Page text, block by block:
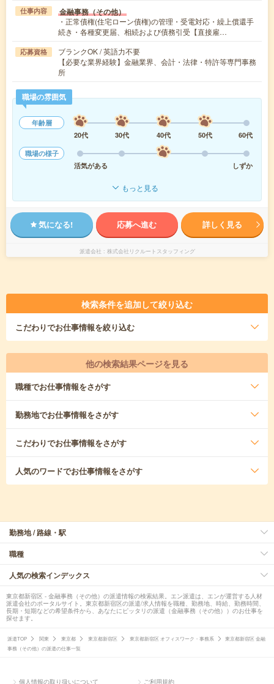
仕事内容 金融事務（その他）
・正常債権(住宅ローン債権)の管理・受電対応・繰上償還手
続き・各種変更届、相続および債務引受【直接雇…
応募資格
ブランクOK / 英語力不要
【必要な業界経験】金融業界、会計・法律・特許等専門事務
所
職場の雰囲気
年齢層
20代
30代 40代 50代
60代
職場の様子
活気がある
しずか
もっと見る
気になる! 応募へ進む 詳しく見る
派遣会社 株式会社リクルートスタッフィング
検索条件を追加して絞り込む
こだわりでお仕事情報を絞り込む
他の検索結果ページを見る
職種でお仕事情報をさがす
勤務地でお仕事情報をさがす
こだわりでお仕事情報をさがす
人気のワードでお仕事情報をさがす
勤務地 / 路線・駅
職種
人気の検索インデックス
東京都新宿区 - 金融事務（その他）の派遣情報の検索結果。エン派遣は、エンが運営する人材
派遣会社のポータルサイト。東京都新宿区の派遣/求人情報を職種、勤務地、時給、勤務時間、
長期・短期などの希望条件から、あなたにピッタリの派遣（金融事務（その他））のお仕事を
探せます。
派遣TOP 関東 東京都 東京都新宿区 東京都新宿区 オフィスワーク・事務系
東京都新宿区 金融
事務（その他）の派遣の仕事一覧
個人情報の取り扱いについて ご利用規約